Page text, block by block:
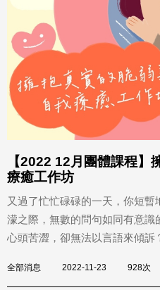
【2022 12月團體課程】
療癒工作坊
又過了忙忙碌碌的一天，你短
濛之際，無數的問句如同有意
心頭苦澀，卻無法以言語來傾訴
全部消息 2022-11-23 928次